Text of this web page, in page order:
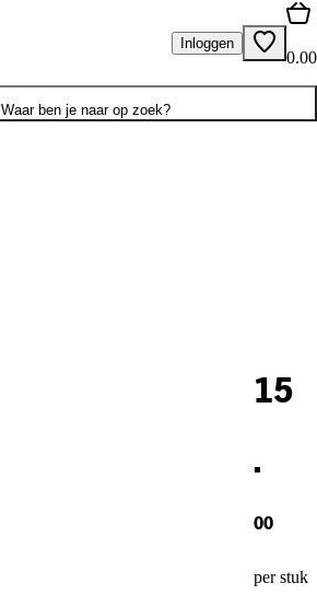
Inloggen
0.00
Waar ben je naar op zoek?
15
.
00
per stuk